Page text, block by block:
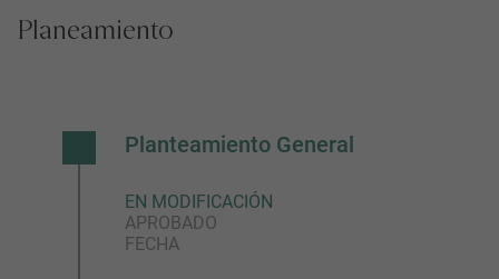
Planeamiento
Planteamiento General
EN MODIFICACIÓN
APROBADO
FECHA